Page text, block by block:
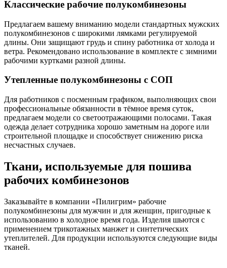
Классические рабочие полукомбинезоны
Предлагаем вашему вниманию модели стандартных мужских
полукомбинезонов с широкими лямками регулируемой
длины. Они защищают грудь и спину работника от холода и
ветра. Рекомендовано использование в комплекте с зимними
рабочими куртками разной длины.
Утепленные полукомбинезоны с СОП
Для работников с посменным графиком, выполняющих свои
профессиональные обязанности в тёмное время суток,
предлагаем модели со светоотражающими полосами. Такая
одежда делает сотрудника хорошо заметным на дороге или
строительной площадке и способствует снижению риска
несчастных случаев.
Ткани, используемые для пошива
рабочих комбинезонов
Заказывайте в компании «Пилигрим» рабочие
полукомбинезоны для мужчин и для женщин, пригодные к
использованию в холодное время года. Изделия шьются с
применением трикотажных манжет и синтетических
утеплителей. Для продукции используются следующие виды
тканей.